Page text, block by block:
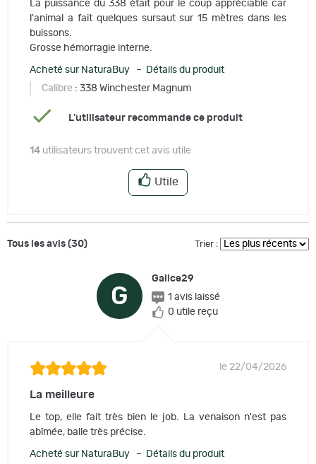
La puissance du 338 était pour le coup appréciable car
l'animal a fait quelques sursaut sur 15 mètres dans les
buissons.
Grosse hémorragie interne.
Acheté sur NaturaBuy – Détails du produit
Calibre : 338 Winchester Magnum
L'utilisateur recommande ce produit
14 utilisateurs trouvent cet avis utile
Utile
Tous les avis (30) Trier :
G
Galice29
1 avis laissé
0 utile reçu
le 22/04/2026
La meilleure
Le top, elle fait très bien le job. La venaison n'est pas
abîmée, balle très précise.
Acheté sur NaturaBuy – Détails du produit